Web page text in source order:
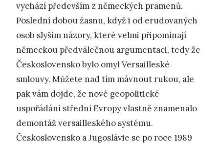
vychází především z německých pramenů.
Poslední dobou žasnu, když i od erudovaných
osob slyším názory, které velmi připomínají
německou předválečnou argumentaci, tedy že
Československo bylo omyl Versailleské
smlouvy. Můžete nad tím mávnout rukou, ale
pak vám dojde, že nové geopolitické
uspořádání střední Evropy vlastně znamenalo
demontáž versailleského systému.
Československo a Jugoslávie se po roce 1989